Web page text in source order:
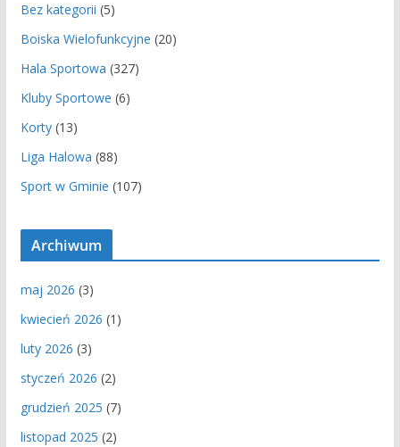
Bez kategorii (5)
Boiska Wielofunkcyjne (20)
Hala Sportowa (327)
Kluby Sportowe (6)
Korty(13)
Liga Halowa (88)
Sport w Gminie (107)
Archiwum
maj 2026 (3)
kwiecień 2026 (1)
luty 2026 (3)
styczeń 2026 (2)
grudzień 2025 (7)
listopad 2025 (2)